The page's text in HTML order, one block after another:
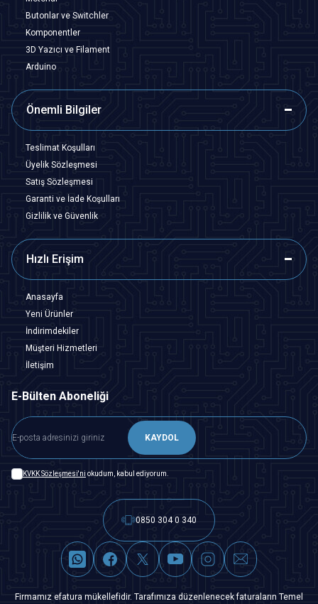
Butonlar ve Switchler
Komponentler
3D Yazıcı ve Filament
Arduino
Önemli Bilgiler
Teslimat Koşulları
Üyelik Sözleşmesi
Satış Sözleşmesi
Garanti ve İade Koşulları
Gizlilik ve Güvenlik
Hızlı Erişim
Anasayfa
Yeni Ürünler
İndirimdekiler
Müşteri Hizmetleri
İletişim
E-Bülten Aboneliği
KAYDOL
KVKK Sözleşmesi'ni okudum, kabul ediyorum.
0850 304 0 340
Firmamız efatura mükellefidir. Tarafımıza düzenlenecek faturaların Temel